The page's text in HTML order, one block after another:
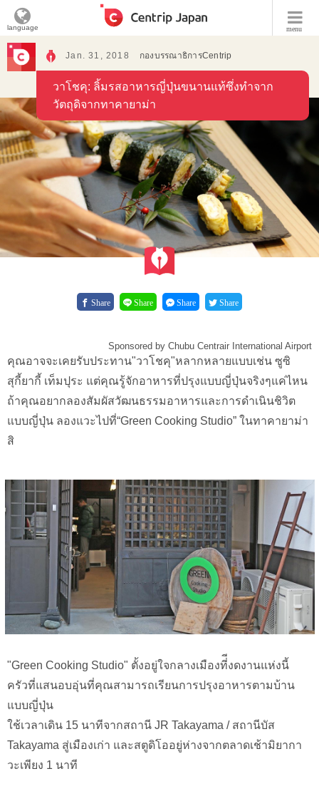
menu
language
Jan. 31, 2018 กองบรรณาธิการCentrip
วาโชคุ: ลิ้มรสอาหารญี่ปุ่นขนานแท้ซึ่งทำจาก
วัตถุดิจากทาคายาม่า
Share Share Share Share
Sponsored by Chubu Centrair International Airport
คุณอาจจะเคยรับประทาน"วาโชคุ"หลากหลายแบบเช่น ซูซิ
สุกี้ยากี้ เท็มปุระ แต่คุณรู้จักอาหารที่ปรุงแบบญี่ปุ่นจริงๆแค่ไหน
ถ้าคุณอยากลองสัมผัสวัฒนธรรมอาหารและการดำเนินชิวิต
แบบญี่ปุ่น ลองแวะไปที่“Green Cooking Studio” ในทาคายาม่า
สิ
"Green Cooking Studio" ตั้งอยู่ใจกลางเมืองที่ีงดงานแห่งนี้
ครัวที่แสนอบอุ่นที่คุณสามารถเรียนการปรุงอาหารตามบ้าน
แบบญี่ปุ่น
ใช้เวลาเดิน 15 นาทีจากสถานี JR Takayama / สถานีบัส
Takayama สู่เมืองเก่า และสตูดิโออยู่ห่างจากตลาดเช้ามิยากา
วะเพียง 1 นาที